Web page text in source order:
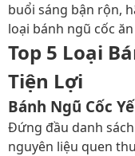
buổi sáng bận rộn,
loại bánh ngũ cốc
Top 5 Loại
Tiện Lợi
Bánh Ngũ Cốc
Đứng đầu danh
nguyên liệu quen